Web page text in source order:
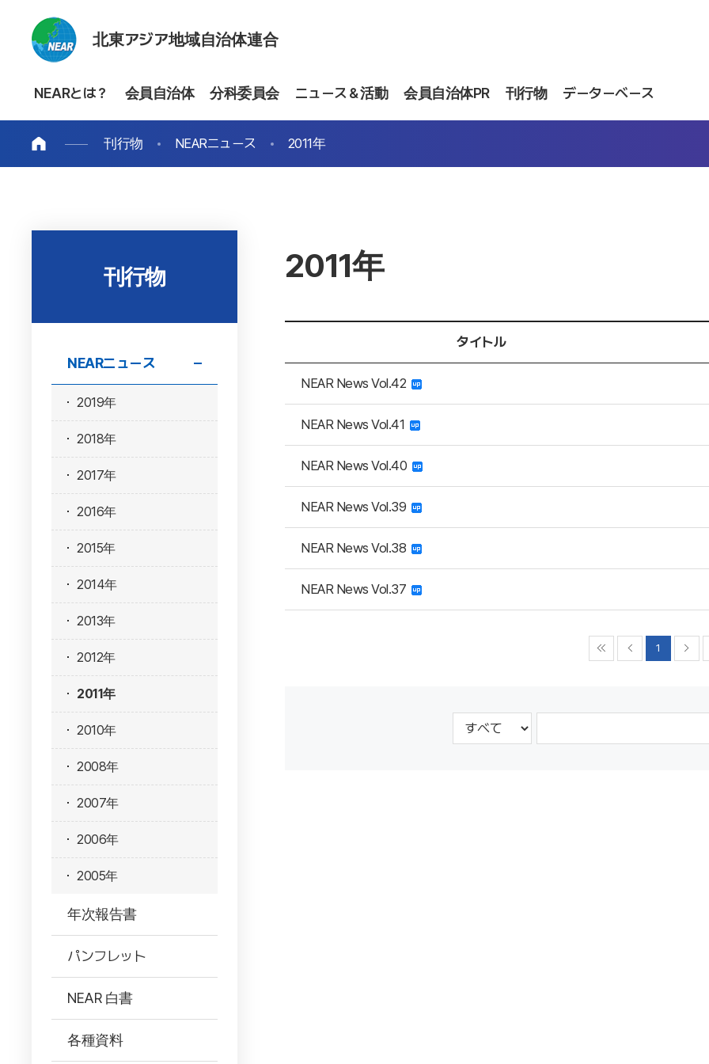
北東アジア地域自治体連合
NEARとは？ 会員自治体 分科委員会 ニュース＆活動 会員自治体PR 刊行物 データーベース
刊行物 NEARニュース 2011年
刊行物
NEARニュース
2019年
2018年
2017年
2016年
2015年
2014年
2013年
2012年
2011年
2010年
2008年
2007年
2006年
2005年
年次報告書
パンフレット
NEAR 白書
各種資料
2011年
タイトル
NEAR News Vol.42
NEAR News Vol.41
NEAR News Vol.40
NEAR News Vol.39
NEAR News Vol.38
NEAR News Vol.37
1